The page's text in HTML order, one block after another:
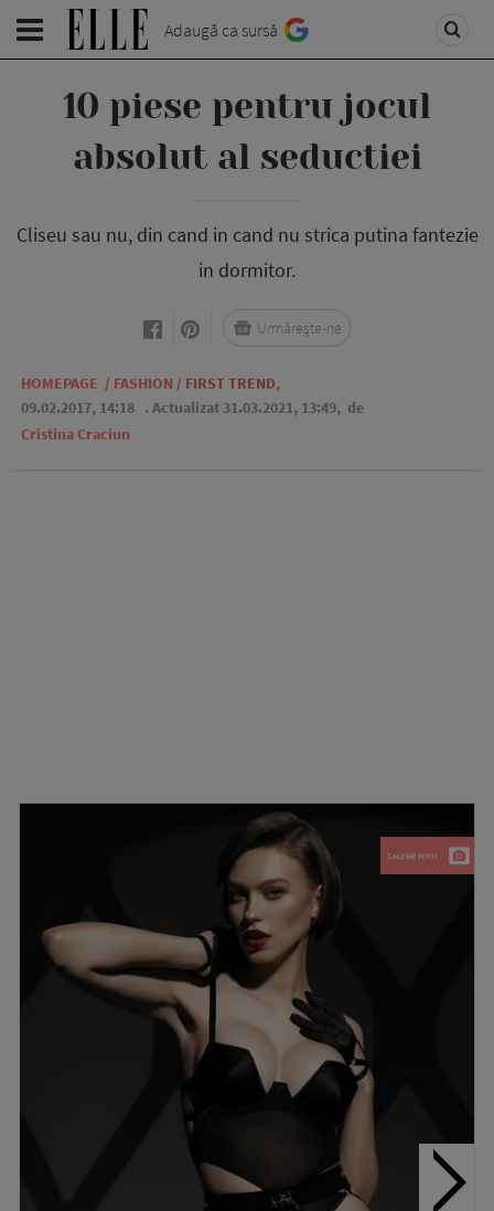
Adaugă ca sursă
10 piese pentru jocul
absolut al seductiei
Cliseu sau nu, din cand in cand nu strica putina fantezie
in dormitor.
HOMEPAGE / FASHION / FIRST TREND,
09.02.2017, 14:18 . Actualizat 31.03.2021, 13:49, de
Cristina Craciun
Urmărește-ne